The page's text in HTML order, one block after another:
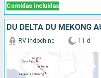
Comidas incluidas
RV indochine 11 d